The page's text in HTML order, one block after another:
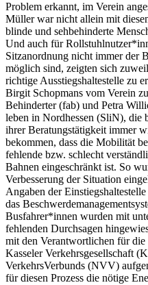
Problem erkannt, im Verein
Müller war nicht allein mit
blinde und sehbehinderte
Und auch für
Sitzanordnung nicht immer der
möglich sind, zeigten sich
richtige Ausstiegshaltestelle zu
Birgit Schopmans vom Verein
Behinderter (fab) und Petra
leben in Nordhessen (SliN), die
ihrer Beratungstätigkeit immer
bekommen, dass die Mobilität
fehlende bzw. schlecht
Bahnen eingeschränkt ist. So
Verbesserung der Situation
Angaben der
das
Busfahrer*innen wurden mit
fehlenden Durchsagen
mit den Verantwortlichen für
Kasseler Verkehrsgesellschaft
VerkehrsVerbunds (NVV)
für diesen Prozess die nötige